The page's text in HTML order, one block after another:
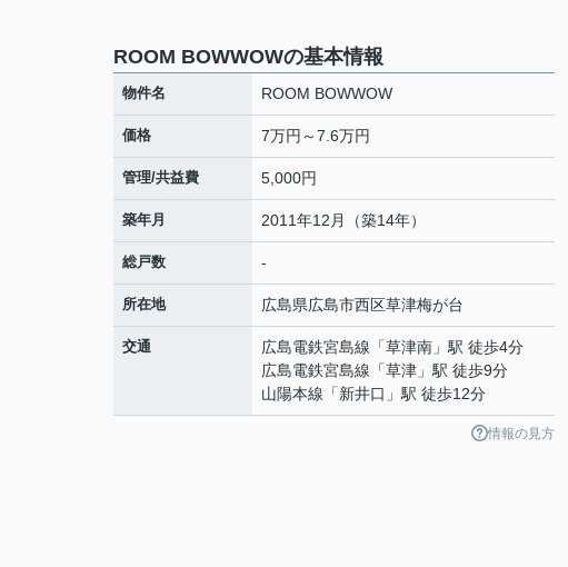
ROOM BOWWOWの基本情報
物件名 ROOM BOWWOW
価格 7万円～7.6万円
管理/共益費 5,000円
築年月 2011年12月（築14年）
総戸数 -
所在地 広島県広島市西区草津梅が台
交通 広島電鉄宮島線 「草津南 」駅 徒歩4分
広島電鉄宮島線 「草津 」駅 徒歩9分
山陽本線 「新井口 」駅 徒歩12分
情報の見方